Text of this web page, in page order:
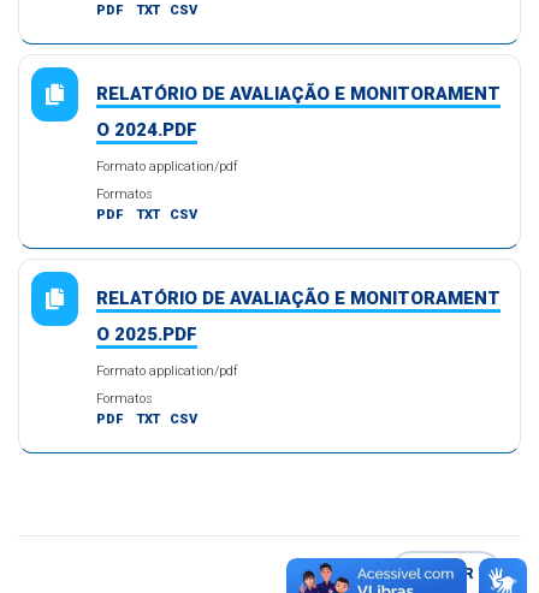
PDF
TXT CSV
RELATÓRIO DE AVALIAÇÃO E MONITORAMENT
O 2024.PDF
Formato application/pdf
Formatos
PDF
TXT CSV
RELATÓRIO DE AVALIAÇÃO E MONITORAMENT
O 2025.PDF
Formato application/pdf
Formatos
PDF
TXT CSV
VOLTAR